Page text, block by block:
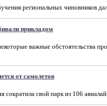
региональных чиновников
прикладом
важные обстоятельства
от самолетов
сократила свой парк из 106